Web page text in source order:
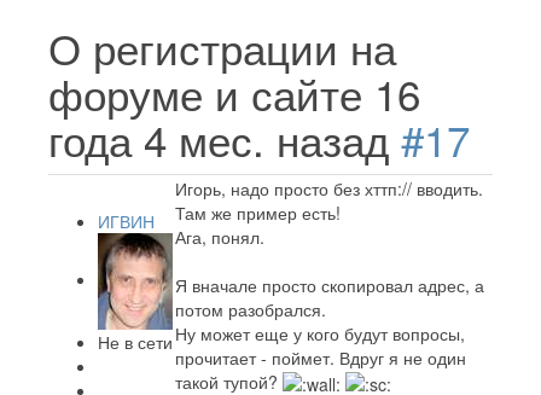
О регистрации на
форуме и сайте 16
года 4 мес. назад #17
ИГВИН
Не в сети
Игорь, надо просто без хттп:// вводить.
Там же пример есть!
Ага, понял.
Я вначале просто скопировал адрес, а
потом разобрался.
Ну может еще у кого будут вопросы,
прочитает - поймет. Вдруг я не один
такой тупой?